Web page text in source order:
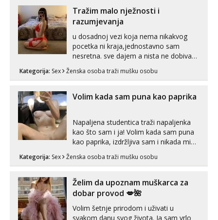
tijelu Iskljucivo neradim analni !!! I
neljubim se Wha...
Tražim malo nježnosti i
razumjevanja
u dosadnoj vezi koja nema nikakvog
pocetka ni kraja,jednostavno sam
nesretna. sve dajem a nista ne dobivam
zadovoljiti moje potrebe,ne trazim puno
volim njezan seks i njezne poljupce po
tijelu koji me jako pale,obozavam kad
Kategorija: Sex Ženska osoba traži mušku osobu
Volim kada sam puna kao paprika
Napaljena studentica traži napaljenka
kao što sam i ja! Volim kada sam puna
kao paprika, izdržljiva sam i nikada mi
puta dnevno bilo kad i bilo gdje zato se
link ispod i nadji me tamo, cekam te!
Kategorija: Sex Ženska osoba traži mušku osobu
Želim da upoznam muškarca za
dobar provod 💋🌺
Volim šetnje prirodom i uživati u
svakom danu svog života. Ja sam vrlo